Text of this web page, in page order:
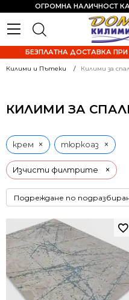
ОГРОМНА НАЛИЧНОСТ
БЕЗПЛАТНА ДОСТАВКА ПРИ
Килими и Пътеки Килими за
КИЛИМИ ЗА
Изчисти филтрите ×
крем × тюркоаз ×